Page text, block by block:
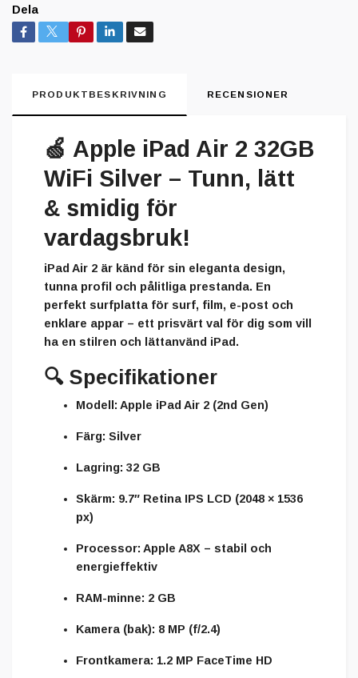
Dela
PRODUKTBESKRIVNING RECENSIONER
🍏 Apple iPad Air 2 32GB
WiFi Silver – Tunn, lätt
& smidig för
vardagsbruk!
iPad Air 2 är känd för sin eleganta design,
tunna profil och pålitliga prestanda. En
perfekt surfplatta för surf, film, e-post och
enklare appar – ett prisvärt val för dig som vill
ha en stilren och lättanvänd iPad.
🔍 Specifikationer
Modell: Apple iPad Air 2 (2nd Gen)
Färg: Silver
Lagring: 32 GB
Skärm: 9.7″ Retina IPS LCD (2048 × 1536
px)
Processor: Apple A8X – stabil och
energieffektiv
RAM-minne: 2 GB
Kamera (bak): 8 MP (f/2.4)
Frontkamera: 1.2 MP FaceTime HD